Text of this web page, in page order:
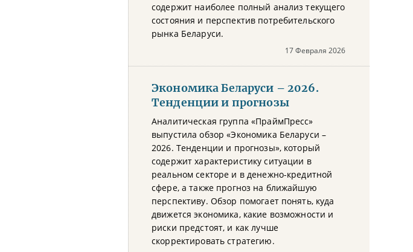
содержит наиболее полный анализ текущего
состояния и перспектив потребительского
рынка Беларуси.
17 Февраля 2026
Экономика Беларуси – 2026.
Тенденции и прогнозы
Аналитическая группа «ПраймПресс»
выпустила обзор «Экономика Беларуси –
2026. Тенденции и прогнозы», который
содержит характеристику ситуации в
реальном секторе и в денежно-кредитной
сфере, а также прогноз на ближайшую
перспективу. Обзор помогает понять, куда
движется экономика, какие возможности и
риски предстоят, и как лучше
скорректировать стратегию.